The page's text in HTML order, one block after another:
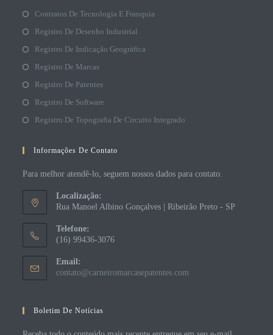
Contratos De Tecnologia E Franquia
Registro De Desenho Industrial
Registro De Indicação Geográfica
Registro De Marcas
Registro De Patentes
Registro De Software
Registro De Topografia De Circuito Integrado
Informações De Contato
Para melhor atendê-lo, seguem nossos dados para contato.
Localização:
Rua Manoel Albino Gonçalves | Ribeirão Preto - SP
Telefone:
(16) 99436-3076
Email:
contato@carneiromarcasepatentes.com
Boletim De Notícias